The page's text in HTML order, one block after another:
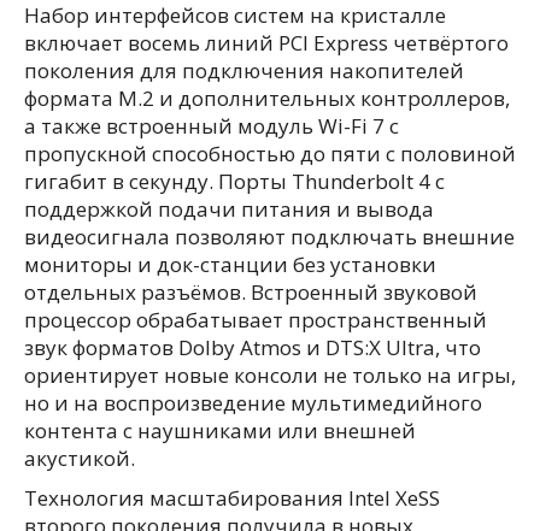
Набор интерфейсов систем на кристалле
включает восемь линий PCI Express четвёртого
поколения для подключения накопителей
формата M.2 и дополнительных контроллеров,
а также встроенный модуль Wi-Fi 7 с
пропускной способностью до пяти с половиной
гигабит в секунду. Порты Thunderbolt 4 с
поддержкой подачи питания и вывода
видеосигнала позволяют подключать внешние
мониторы и док-станции без установки
отдельных разъёмов. Встроенный звуковой
процессор обрабатывает пространственный
звук форматов Dolby Atmos и DTS:X Ultra, что
ориентирует новые консоли не только на игры,
но и на воспроизведение мультимедийного
контента с наушниками или внешней
акустикой.
Технология масштабирования Intel XeSS